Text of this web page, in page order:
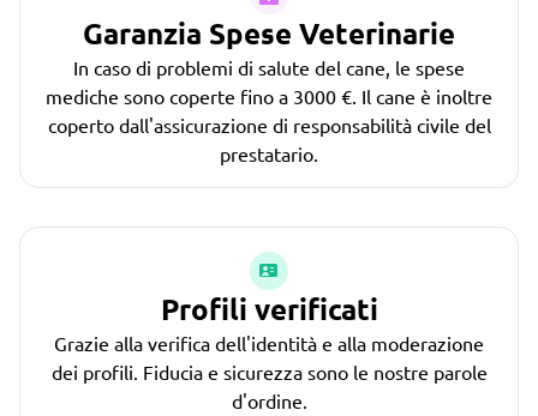
Garanzia Spese Veterinarie
In caso di problemi di salute del cane, le spese
mediche sono coperte fino a 3000 €. Il cane è inoltre
coperto dall'assicurazione di responsabilità civile del
prestatario.
Profili verificati
Grazie alla verifica dell'identità e alla moderazione
dei profili. Fiducia e sicurezza sono le nostre parole
d'ordine.